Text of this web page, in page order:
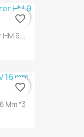
9...
favorite_border
Mm *3
favorite_border